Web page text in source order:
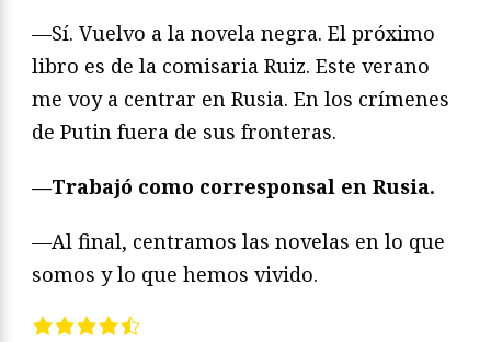
—Sí. Vuelvo a la novela negra. El próximo
libro es de la comisaria Ruiz. Este verano
me voy a centrar en Rusia. En los crímenes
de Putin fuera de sus fronteras.
—Trabajó como corresponsal en Rusia.
—Al final, centramos las novelas en lo que
somos y lo que hemos vivido.